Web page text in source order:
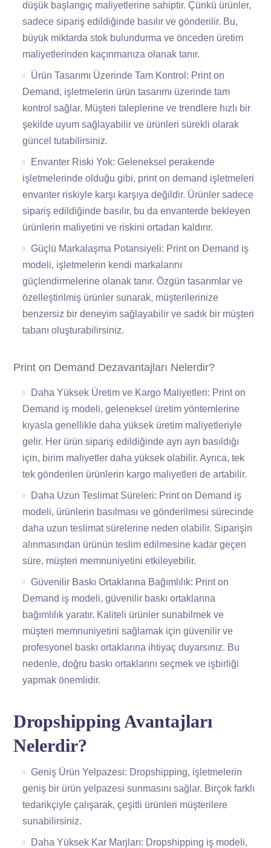
düşük başlangıç maliyetlerine sahiptir. Çünkü ürünler,
sadece sipariş edildiğinde basılır ve gönderilir. Bu,
büyük miktarda stok bulundurma ve önceden üretim
maliyetlerinden kaçınmanıza olanak tanır.
Ürün Tasarımı Üzerinde Tam Kontrol: Print on
Demand, işletmelerin ürün tasarımı üzerinde tam
kontrol sağlar. Müşteri taleplerine ve trendlere hızlı bir
şekilde uyum sağlayabilir ve ürünleri sürekli olarak
güncel tutabilirsiniz.
Envanter Riski Yok: Geleneksel perakende
işletmelerinde olduğu gibi, print on demand işletmeleri
envanter riskiyle karşı karşıya değildir. Ürünler sadece
sipariş edildiğinde basılır, bu da envanterde bekleyen
ürünlerin maliyetini ve riskini ortadan kaldırır.
Güçlü Markalaşma Potansiyeli: Print on Demand iş
modeli, işletmelerin kendi markalarını
güçlendirmelerine olanak tanır. Özgün tasarımlar ve
özelleştirilmiş ürünler sunarak, müşterilerinize
benzersiz bir deneyim sağlayabilir ve sadık bir müşteri
tabanı oluşturabilirsiniz.
Print on Demand Dezavantajları Nelerdir?
Daha Yüksek Üretim ve Kargo Maliyetleri: Print on
Demand iş modeli, geleneksel üretim yöntemlerine
kıyasla genellikle daha yüksek üretim maliyetleriyle
gelir. Her ürün sipariş edildiğinde ayrı ayrı basıldığı
için, birim maliyetler daha yüksek olabilir. Ayrıca, tek
tek gönderilen ürünlerin kargo maliyetleri de artabilir.
Daha Uzun Teslimat Süreleri: Print on Demand iş
modeli, ürünlerin basılması ve gönderilmesi sürecinde
daha uzun teslimat sürelerine neden olabilir. Siparişin
alınmasından ürünün teslim edilmesine kadar geçen
süre, müşteri memnuniyetini etkileyebilir.
Güvenilir Baskı Ortaklarına Bağımlılık: Print on
Demand iş modeli, güvenilir baskı ortaklarına
bağımlılık yaratır. Kaliteli ürünler sunabilmek ve
müşteri memnuniyetini sağlamak için güvenilir ve
profesyonel baskı ortaklarına ihtiyaç duyarsınız. Bu
nedenle, doğru baskı ortaklarını seçmek ve işbirliği
yapmak önemlidir.
Dropshipping Avantajları
Nelerdir?
Geniş Ürün Yelpazesi: Dropshipping, işletmelerin
geniş bir ürün yelpazesi sunmasını sağlar. Birçok farklı
tedarikçiyle çalışarak, çeşitli ürünleri müşterilere
sunabilirsiniz.
Daha Yüksek Kar Marjları: Dropshipping iş modeli,